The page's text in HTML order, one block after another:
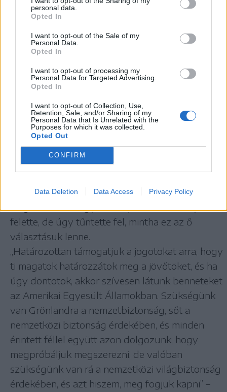
personal data.
Opted In
I want to opt-out of the Sale of my
Personal Data.
Opted In
I want to opt-out of processing my
Personal Data for Targeted Advertising.
Opted In
I want to opt-out of Collection, Use,
Retention, Sale, and/or Sharing of my
Personal Data that Is Unrelated with the
Purposes for which it was collected.
Opted Out
CONFIRM
Data Deletion Data Access Privacy Policy
Panamától, amely 1999-ben vette át a
kulcsfontosságú nemzetközi vízi útvonal
irányítását egy 20 évvel korábban az Egyesült
műveletek egy részének kínai tulajdonlását
pedig annak jeleként említette, hogy Kína
mostantól a csatorna irányítója.
„Nem Kínának adtuk, hanem Panamának, és
most visszavesszük” – mondta Trump.
Magát a csatornát az 1999-es átadás óta
Panama üzemelteti, nem pedig a kínaiak, Trump
Grönland kapcsán keddi beszédében
felette, de úgy tűntette fel, mintha ez az ő
választásuk lenne.
„Határozottan támogatjuk a jogotokat arra, hogy
ti magatok határozzátok meg a jövőtöket, és ha
úgy döntötök, akkor szívesen látunk benneteket
az Amerikai Egyesült Államokban. Szükségünk
van Grönlandra a nemzetbiztonság, sőt a
nemzetközi biztonság érdekében, és minden
érintett féllel együtt azon dolgozunk, hogy
megpróbáljuk megszerezni, de valóban
szükségünk van rá a nemzetközi világbiztonság
érdekében, és azt hiszem, meg fogjuk kapni” –